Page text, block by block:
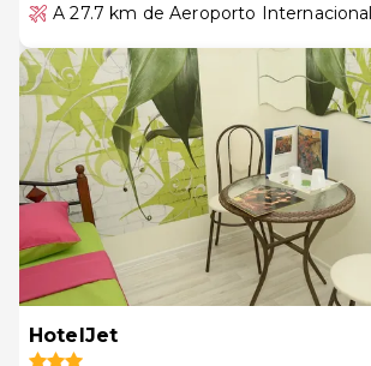
A 27.7 km de Aeroporto
HotelJet